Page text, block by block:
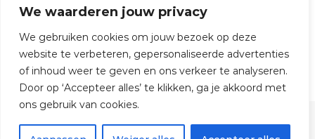
We waarderen jouw privacy
We gebruiken cookies om jouw bezoek op deze
website te verbeteren, gepersonaliseerde advertenties
of inhoud weer te geven en ons verkeer te analyseren.
Door op ‘Accepteer alles’ te klikken, ga je akkoord met
ons gebruik van cookies.
© 2026 TijdOmTeSpelen.nl